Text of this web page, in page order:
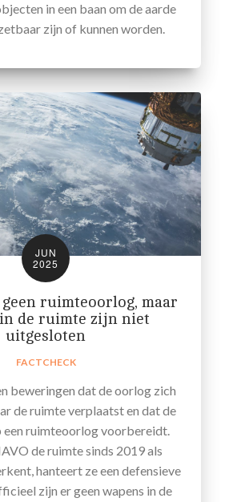
in een baan om de aarde
zijn of kunnen worden.
JUN
2025
ruimteoorlog, maar
de ruimte zijn niet
uitgesloten
FACTCHECK
beweringen dat de oorlog zich
de ruimte verplaatst en dat de
een ruimteoorlog voorbereidt.
de ruimte sinds 2019 als
hanteert ze een defensieve
zijn er geen wapens in de